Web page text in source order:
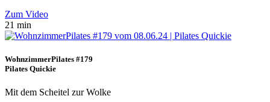
Zum Video
21 min
WohnzimmerPilates #179
Pilates Quickie
Mit dem Scheitel zur Wolke